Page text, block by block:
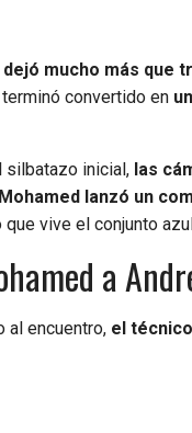
dejó mucho más que
convertido en
silbatazo inicial, las
lanzó un
vive el conjunto
a
al encuentro, el